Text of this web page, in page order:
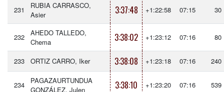
231
RUBIA CARRASCO,
Asier
3:37:48 +1:22:58 07:15 30
232
AHEDO TALLEDO,
Chema
3:38:02 +1:23:12 07:16 80
233 ORTIZ CARRO, Iker 3:38:08 +1:23:18 07:16 240
234
PAGAZAURTUNDUA
GONZÁLEZ, Julen
3:38:10 +1:23:20 07:16 539